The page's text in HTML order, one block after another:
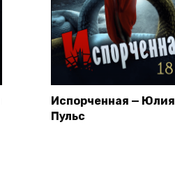
Испорченная — Юлия
Пульс